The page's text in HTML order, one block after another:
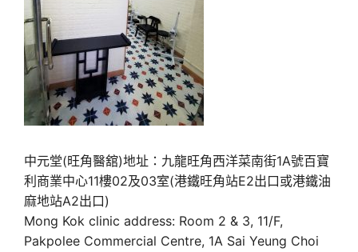
中元堂(旺角醫舘)地址：九龍旺角西洋菜南街1A號百寶
利商業中心11樓02及03室(港鐵旺角站E2出口或港鐵油
麻地站A2出口)
Mong Kok clinic address: Room 2 & 3, 11/F,
Pakpolee Commercial Centre, 1A Sai Yeung Choi